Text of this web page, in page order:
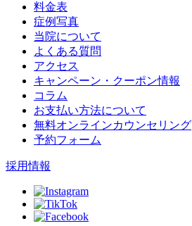
料金表
症例写真
当院について
よくある質問
アクセス
キャンペーン・クーポン情報
コラム
お支払い方法について
無料オンラインカウンセリング
予約フォーム
採用情報